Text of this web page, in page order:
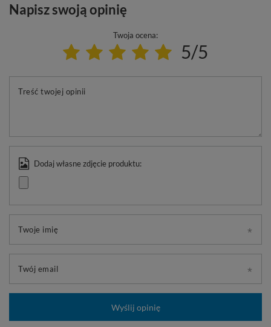
Napisz swoją opinię
Twoja ocena:
5/5
Treść twojej opinii
Dodaj własne zdjęcie produktu:
Twoje imię
Twój email
Wyślij opinię